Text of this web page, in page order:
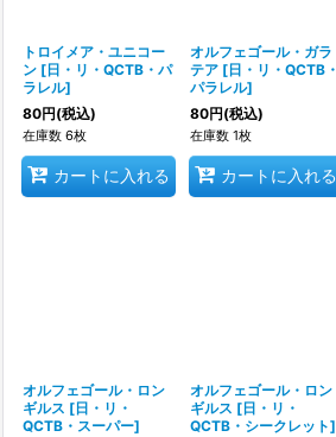
トロイメア・ユニコー
ン [日・リ・QCTB・パ
ラレル]
80円(税込)
在庫数 6枚
カートに入れる
オルフェゴール・ガラ
テア [日・リ・QCTB・
パラレル]
80円(税込)
在庫数 1枚
カートに入れる
オルフェゴール・ロン
ギルス [日・リ・
QCTB・スーパー]
オルフェゴール・ロン
ギルス [日・リ・
QCTB・シークレット]